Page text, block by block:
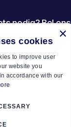
nodig? Bel ons
833 391
Crete, Greece
×
cookies
to improve user
website you
accordance with our